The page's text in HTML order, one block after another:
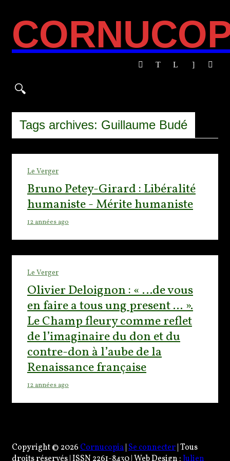
Tags archives: Guillaume Budé
Le Verger
Bruno Petey-Girard : Libéralité
humaniste - Mérite humaniste
12 années ago
Le Verger
Olivier Deloignon : « …de vous
en faire a tous ung present ... ».
Le Champ fleury comme reflet
de l’imaginaire du don et du
contre-don à l’aube de la
Renaissance française
12 années ago
Copyright © 2026Cornucopia Se connecter | Tous